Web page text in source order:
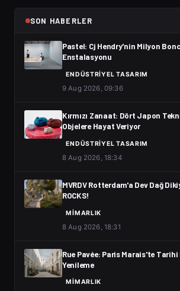
SON HABERLER
Pastel: Cj Hendry'nin Milyon
Enstalasyonu
ENDÜSTRIYEL TASARIM
9 Aug 2026, 09:36
Kırmızı Zanaat: Dört Japon
Objelere Hayat Veriyor
ENDÜSTRIYEL TASARIM
8 Aug 2026, 18:34
MVRDV Rotterdam'a Dev Dağ
ROCKS!
MIMARLIK
8 Aug 2026, 18:31
Rue Pavée: Paris Marais'te
Yenileme
MIMARLIK